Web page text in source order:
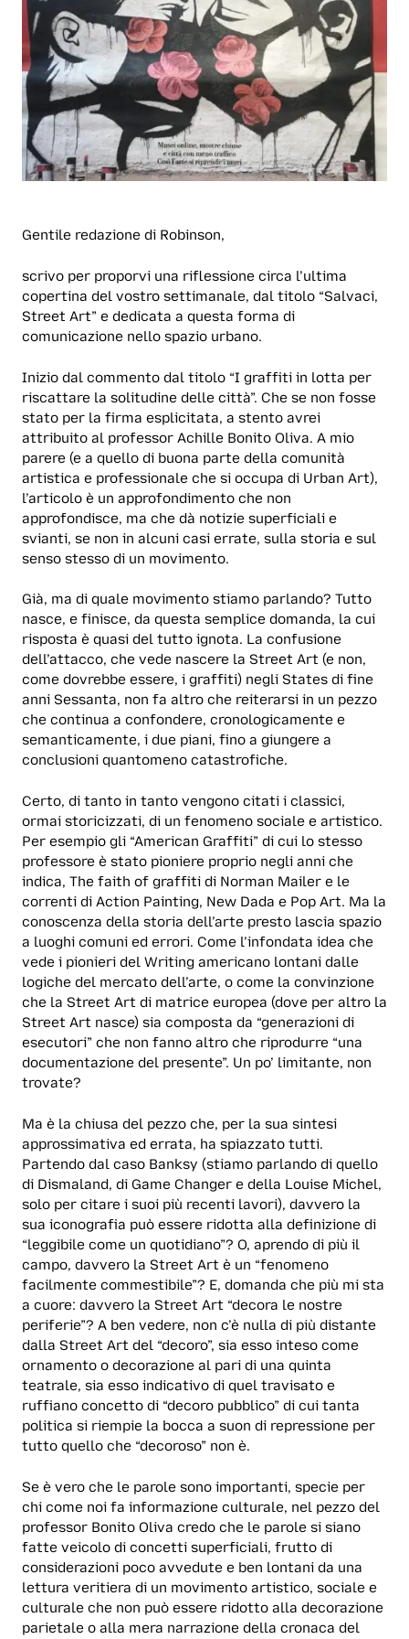
Gentile redazione di Robinson,
scrivo per proporvi una riflessione circa l’ultima
copertina del vostro settimanale, dal titolo “Salvaci,
Street Art” e dedicata a questa forma di
comunicazione nello spazio urbano.
Inizio dal commento dal titolo “I graffiti in lotta per
riscattare la solitudine delle città”. Che se non fosse
stato per la firma esplicitata, a stento avrei
attribuito al professor Achille Bonito Oliva. A mio
parere (e a quello di buona parte della comunità
artistica e professionale che si occupa di Urban Art),
l’articolo è un approfondimento che non
approfondisce, ma che dà notizie superficiali e
svianti, se non in alcuni casi errate, sulla storia e sul
senso stesso di un movimento.
Già, ma di quale movimento stiamo parlando? Tutto
nasce, e finisce, da questa semplice domanda, la cui
risposta è quasi del tutto ignota. La confusione
dell’attacco, che vede nascere la Street Art (e non,
come dovrebbe essere, i graffiti) negli States di fine
anni Sessanta, non fa altro che reiterarsi in un pezzo
che continua a confondere, cronologicamente e
semanticamente, i due piani, fino a giungere a
conclusioni quantomeno catastrofiche.
Certo, di tanto in tanto vengono citati i classici,
ormai storicizzati, di un fenomeno sociale e artistico.
Per esempio gli “American Graffiti” di cui lo stesso
professore è stato pioniere proprio negli anni che
indica, The faith of graffiti di Norman Mailer e le
correnti di Action Painting, New Dada e Pop Art. Ma la
conoscenza della storia dell’arte presto lascia spazio
a luoghi comuni ed errori. Come l’infondata idea che
vede i pionieri del Writing americano lontani dalle
logiche del mercato dell’arte, o come la convinzione
che la Street Art di matrice europea (dove per altro la
Street Art nasce) sia composta da “generazioni di
esecutori” che non fanno altro che riprodurre “una
documentazione del presente”. Un po’ limitante, non
trovate?
Ma è la chiusa del pezzo che, per la sua sintesi
approssimativa ed errata, ha spiazzato tutti.
Partendo dal caso Banksy (stiamo parlando di quello
di Dismaland, di Game Changer e della Louise Michel,
solo per citare i suoi più recenti lavori), davvero la
sua iconografia può essere ridotta alla definizione di
“leggibile come un quotidiano”? O, aprendo di più il
campo, davvero la Street Art è un “fenomeno
facilmente commestibile”? E, domanda che più mi sta
a cuore: davvero la Street Art “decora le nostre
periferie”? A ben vedere, non c’è nulla di più distante
dalla Street Art del “decoro”, sia esso inteso come
ornamento o decorazione al pari di una quinta
teatrale, sia esso indicativo di quel travisato e
ruffiano concetto di “decoro pubblico” di cui tanta
politica si riempie la bocca a suon di repressione per
tutto quello che “decoroso” non è.
Se è vero che le parole sono importanti, specie per
chi come noi fa informazione culturale, nel pezzo del
professor Bonito Oliva credo che le parole si siano
fatte veicolo di concetti superficiali, frutto di
considerazioni poco avvedute e ben lontani da una
lettura veritiera di un movimento artistico, sociale e
culturale che non può essere ridotto alla decorazione
parietale o alla mera narrazione della cronaca del